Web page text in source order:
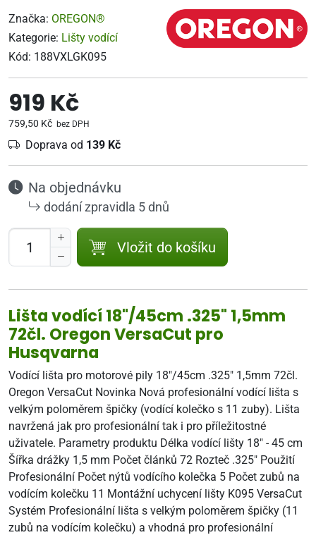
Značka: OREGON®
Kategorie: Lišty vodící
Kód: 188VXLGK095
919 Kč
759,50 Kč bez DPH
Doprava od 139 Kč
Na objednávku
dodání zpravidla 5 dnů
Vložit do košíku
Lišta vodící 18"/45cm .325" 1,5mm
72čl. Oregon VersaCut pro
Husqvarna
Vodící lišta pro motorové pily 18"/45cm .325" 1,5mm 72čl.
Oregon VersaCut Novinka Nová profesionální vodící lišta s
velkým poloměrem špičky (vodící kolečko s 11 zuby). Lišta
navržená jak pro profesionální tak i pro příležitostné
uživatele. Parametry produktu Délka vodící lišty 18" - 45 cm
Šířka drážky 1,5 mm Počet článků 72 Rozteč .325" Použití
Profesionální Počet nýtů vodícího kolečka 5 Počet zubů na
vodícím kolečku 11 Montážní uchycení lišty K095 VersaCut
Systém Profesionální lišta s velkým poloměrem špičky (11
zubů na vodícím kolečku) a vhodná pro profesionální